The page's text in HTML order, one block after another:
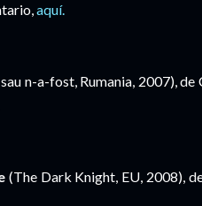
aquí.
n-a-fost, Rumania, 2007),
(The Dark Knight, EU, 2008),